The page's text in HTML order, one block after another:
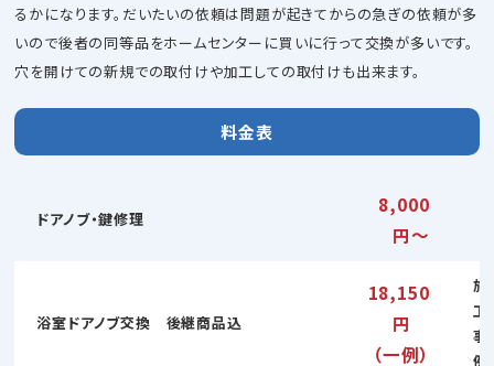
るかになります。だいたいの依頼は問題が起きてからの急ぎの依頼が多
いので後者の同等品をホームセンターに買いに行って交換が多いです。
穴を開けての新規での取付けや加工しての取付けも出来ます。
料金表
ドアノブ・鍵修理
8,000
円〜
浴室ドアノブ交換 後継商品込
18,150
円
（一例）
施
工
事
例